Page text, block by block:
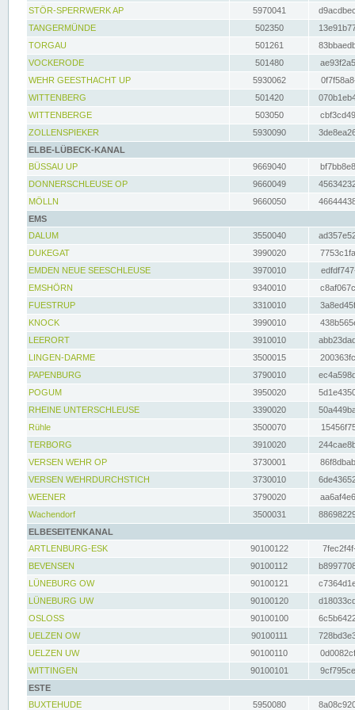
STÖR-SPERRWERK AP 5970041
TANGERMÜNDE
502350
TORGAU
501261
VOCKERODE
501480
WEHR GEESTHACHT UP
5930062
WITTENBERG
501420
WITTENBERGE
503050
ZOLLENSPIEKER
5930090
ELBE-LÜBECK-KANAL
BÜSSAU UP
9669040
DONNERSCHLEUSE OP
9660049
MÖLLN
9660050
EMS
DALUM
3550040
DUKEGAT
3990020
EMDEN NEUE SEESCHLEUSE
3970010
EMSHÖRN
9340010
FUESTRUP
3310010
KNOCK
3990010
LEERORT
3910010
LINGEN-DARME
3500015
PAPENBURG
3790010
POGUM
3950020
RHEINE UNTERSCHLEUSE
3390020
Rühle
3500070
TERBORG
3910020
VERSEN WEHR OP
3730001
VERSEN WEHRDURCHSTICH
3730010
WEENER
3790020
Wachendorf
3500031
ELBESEITENKANAL
ARTLENBURG-ESK
90100122
BEVENSEN
90100112
LÜNEBURG OW
90100121
LÜNEBURG UW
90100120
OSLOSS
90100100
UELZEN OW
90100111
UELZEN UW
90100110
WITTINGEN
90100101
ESTE
BUXTEHUDE
5950080